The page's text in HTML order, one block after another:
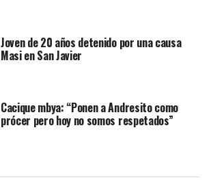
Joven de 20 años detenido por una causa
Masi en San Javier
Cacique mbya: “Ponen a Andresito como
prócer pero hoy no somos respetados”